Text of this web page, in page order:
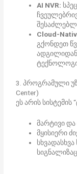
AI NVR:
Cloud-
გქონდეთ
3. პროგრამული
Center)
ეს არის სისტემის
მარტივი
მყისიერი